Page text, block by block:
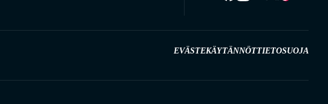
EVÄSTEKÄYTÄNNÖTTIETOSUOJA